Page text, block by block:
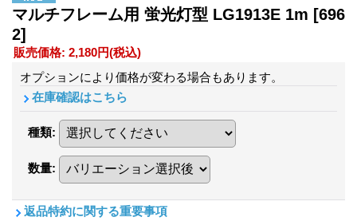
マルチフレーム用 蛍光灯型 LG1913E 1m [696
2]
販売価格: 2,180円(税込)
オプションにより価格が変わる場合もあります。
在庫確認はこちら
種類:
数量:
返品特約に関する重要事項